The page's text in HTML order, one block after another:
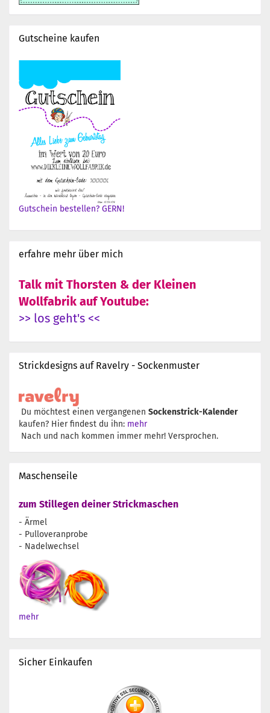
Gutscheine kaufen
Gutschein bestellen? GERN!
erfahre mehr über mich
Talk mit Thorsten & der Kleinen
Wollfabrik auf Youtube:
>> los geht's <<
Strickdesigns auf Ravelry - Sockenmuster
Du möchtest einen vergangenen Sockenstrick-Kalender
kaufen? Hier findest du ihn: mehr
Nach und nach kommen immer mehr! Versprochen.
Maschenseile
zum Stillegen deiner Strickmaschen
- Ärmel
- Pulloveranprobe
- Nadelwechsel
mehr
Sicher Einkaufen